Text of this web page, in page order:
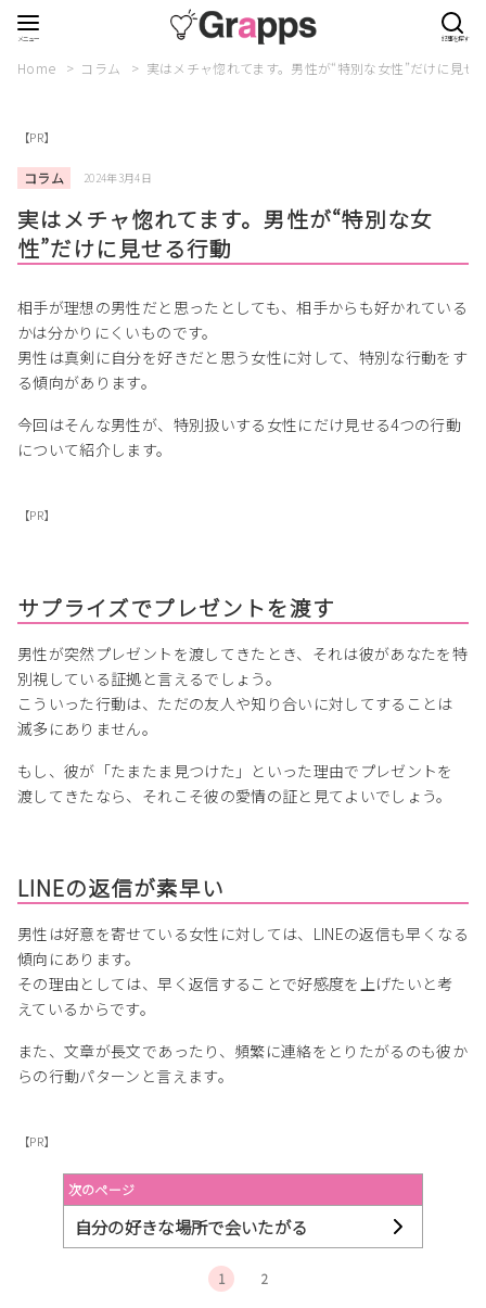
Home コラム 実はメチャ惚れてます。男性が“特別な女性”だけに見せ
【PR】
コラム 2024年3月4日
実はメチャ惚れてます。男性が“特別な女
性”だけに見せる行動
相手が理想の男性だと思ったとしても、相手からも好かれている
かは分かりにくいものです。
男性は真剣に自分を好きだと思う女性に対して、特別な行動をす
る傾向があります。
今回はそんな男性が、特別扱いする女性にだけ見せる4つの行動
について紹介します。
【PR】
サプライズでプレゼントを渡す
男性が突然プレゼントを渡してきたとき、それは彼があなたを特
別視している証拠と言えるでしょう。
こういった行動は、ただの友人や知り合いに対してすることは
滅多にありません。
もし、彼が「たまたま見つけた」といった理由でプレゼントを
渡してきたなら、それこそ彼の愛情の証と見てよいでしょう。
LINEの返信が素早い
男性は好意を寄せている女性に対しては、LINEの返信も早くなる
傾向にあります。
その理由としては、早く返信することで好感度を上げたいと考
えているからです。
また、文章が長文であったり、頻繁に連絡をとりたがるのも彼か
らの行動パターンと言えます。
【PR】
次のページ
自分の好きな場所で会いたがる
1 2